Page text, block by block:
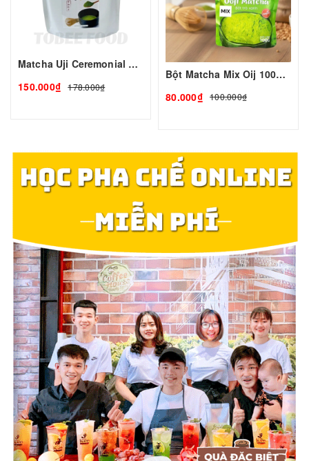
Matcha Uji Ceremonial 100gr
150.000₫
178.000₫
Bột Matcha Mix Oij 100gr | TOBEE FOOD
80.000₫ 100.000₫